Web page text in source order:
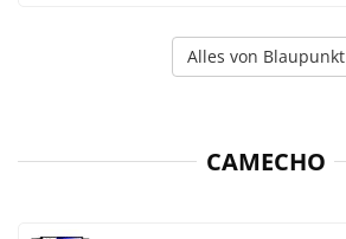
Alles von Blaupunkt
CAMECHO